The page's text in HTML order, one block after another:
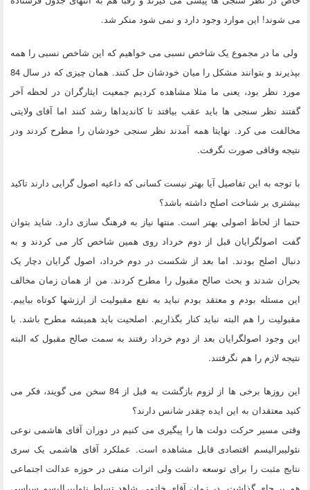
می شوند! این موارد وجود دارد و نمی شود منکر شد.
ولی ما در مجموع یک شاخص نسبی می خواهیم که این شاخص نسبی را همه
بپذیرند و بتوانند مشکل را میان خودشان حل کنند. همان چیزی که در سال 84
مورد نظر بود، یعنی ما مثلا مشاهده کردیم جمعیت ایثارگران در لحظه آخر
گفتند نظر سنجی ها باید عقب بیافتد تا کاندیداها رشد کنند اما آقای ولایتی
مخالفت می کرد. نهایتا همه آمدند نظر سنجی خودشان را مطرح کردند ودر
نتیجه وفاقی صورت نگرفت.
با توجه به این تفاصیل آیا بهتر نیست کسانی که داعیه اصول گرایی دارند تاکید
بیشتری بر شناخت اصلح داشته باشد؟
حتما از لحاظ اصولی بهتر است. منتها نیاز به فرهنگ سازی دارد. شاید بتوان
گفت اصولگرایان قبل از دوم خرداد روی همین شاخص کار می کردند و به
دنبال اصلح بودند. اما بعد از شکست در دوم خرداد، اصول گرایان دچار یک
بحران شدند و بحث صالح مقبول را مطرح کردند. من از همان زمان مخالف
این مسئله بودم و معتقد بودم نباید به نفع مقبولیت از ارزشها کوتاه بیاییم.
مقبولیت را هم البته نباید کنار بگذاریم. اصلحیت باید همیشه مطرح باشد. با
این وجود اصولگرایان بعد از دوم خرداد رفتند به سمت صالح مقبول که البته
نتیجه لازم را هم نگرفتند.
این روزها برخی ها از لزوم بازگشت به قبل از 84 سخن می گویند، فکر می
کنید معتقدان به این ایده چقدر شانس دارند؟
وقتی مسیر حرکت دولت ها را پیگیری می کنیم در دوران آقای هاشمی نوعی
نئولیبرالیسم اقتصادی قابل مشاهده است. عملکرد آقای هاشمی یک سری
نتایج مثبت را برای توسعه داشت ولی اثرات منفی در حوزه عدالت اجتماعی